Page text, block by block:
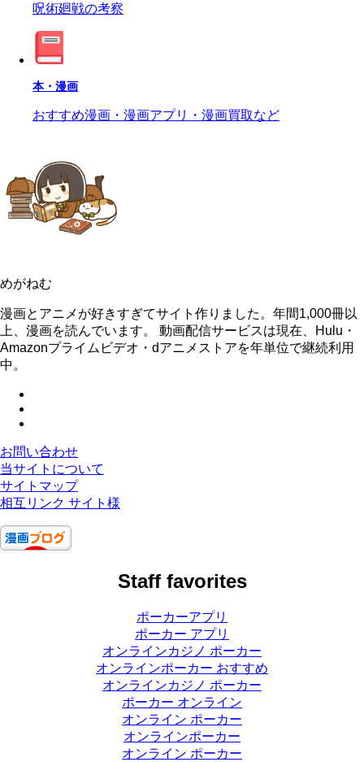
呪術廻戦の考察
本・漫画
おすすめ漫画・漫画アプリ・漫画買取など
めがねむ
漫画とアニメが好きすぎてサイト作りました。年間1,000冊以
上、漫画を読んでいます。 動画配信サービスは現在、Hulu・
Amazonプライムビデオ・dアニメストアを年単位で継続利用
中。
お問い合わせ
当サイトについて
サイトマップ
相互リンク サイト様
Staff favorites
ポーカーアプリ
ポーカー アプリ
オンラインカジノ ポーカー
オンラインポーカー おすすめ
オンラインカジノ ポーカー
ポーカー オンライン
オンライン ポーカー
オンラインポーカー
オンライン ポーカー